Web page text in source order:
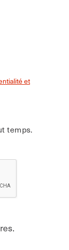
et
temps.